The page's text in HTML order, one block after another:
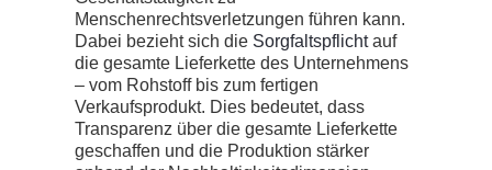
Menschenrechtsverletzungen führen kann.
Dabei bezieht sich die Sorgfaltspflichtauf
die gesamte Lieferkette des Unternehmens
– vom Rohstoff bis zum fertigen
Verkaufsprodukt. Dies bedeutet, dass
Transparenz über die gesamte Lieferkette
geschaffen und die Produktion stärker